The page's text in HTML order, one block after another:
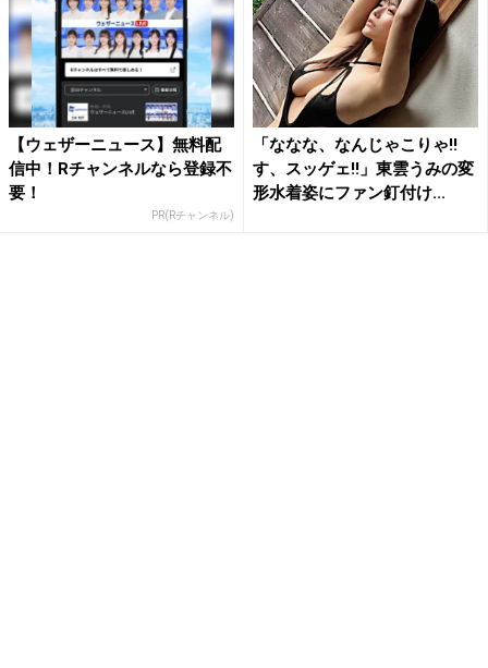
【ウェザーニュース】無料配
信中！Rチャンネルなら登録不
要！
PR(Rチャンネル)
「ななな、なんじゃこりゃ!!
す、スッゲェ!!」東雲うみの変
形水着姿にファン釘付け...